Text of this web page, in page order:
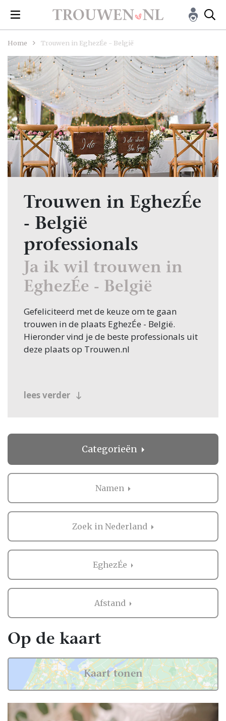
Home Trouwen in EghezÉe - België
Trouwen in EghezÉe
- België
professionals
Ja ik wil trouwen in
EghezÉe - België
Gefeliciteerd met de keuze om te gaan
trouwen in de plaats EghezÉe - België.
Hieronder vind je de beste professionals uit
deze plaats op Trouwen.nl
lees verder
Categorieën
Namen
Zoek in Nederland
EghezÉe
Afstand
Op de kaart
Kaart tonen